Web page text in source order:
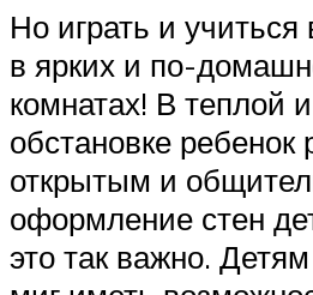
Но играть и учиться
в ярких и по-
комнатах! В теплой
обстановке ребенок
открытым и
оформление стен
это так важно.